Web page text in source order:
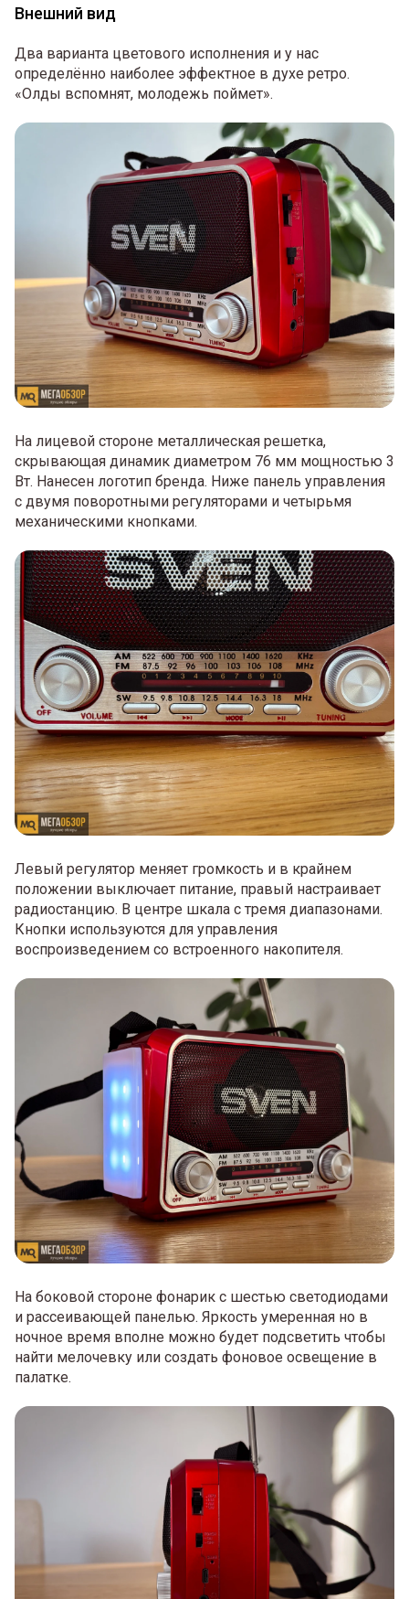
Внешний вид
Два варианта цветового исполнения и у нас
определённо наиболее эффектное в духе ретро.
«Олды вспомнят, молодежь поймет».
На лицевой стороне металлическая решетка,
скрывающая динамик диаметром 76 мм мощностью 3
Вт. Нанесен логотип бренда. Ниже панель управления
с двумя поворотными регуляторами и четырьмя
механическими кнопками.
Левый регулятор меняет громкость и в крайнем
положении выключает питание, правый настраивает
радиостанцию. В центре шкала с тремя диапазонами.
Кнопки используются для управления
воспроизведением со встроенного накопителя.
На боковой стороне фонарик с шестью светодиодами
и рассеивающей панелью. Яркость умеренная но в
ночное время вполне можно будет подсветить чтобы
найти мелочевку или создать фоновое освещение в
палатке.